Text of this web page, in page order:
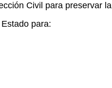
Civil para preservar la
para: